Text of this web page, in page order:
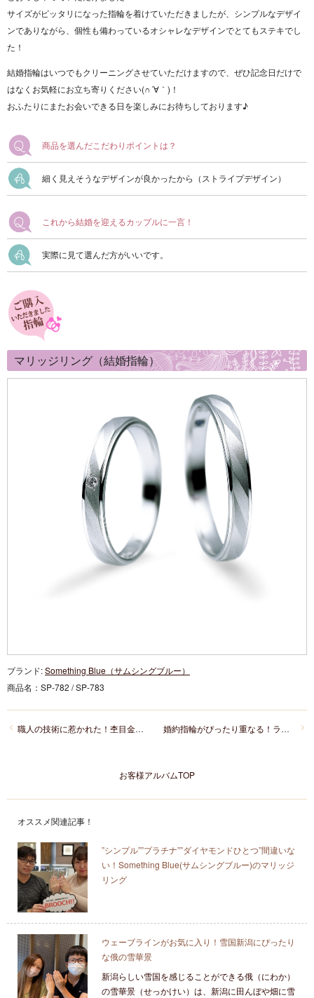
サイズがピッタリになった指輪を着けていただきましたが、シンプルなデザイ
ンでありながら、個性も備わっているオシャレなデザインでとてもステキでし
た！
結婚指輪はいつでもクリーニングさせていただけますので、ぜひ記念日だけで
はなくお気軽にお立ち寄りください(∩´∀｀)！
おふたりにまたお会いできる日を楽しみにお待ちしております♪
商品を選んだこだわりポイントは？
細く見えそうなデザインが良かったから（ストライプデザイン）
これから結婚を迎えるカップルに一言！
実際に見て選んだ方がいいです。
マリッジリング（結婚指輪）
ブランド:Something Blue（サムシングブルー）
商品名： SP-782 / SP-783
婚約指輪がぴったり重なる！ラパージュのスイートピー
職人の技術に惹かれた！杢目金屋の桜一輪と紅ひとすじ
お客様アルバムTOP
オススメ関連記事！
”シンプル””プラチナ””ダイヤモンドひとつ”間違いな
い！Something Blue(サムシングブルー)のマリッジ
リング
ウェーブラインがお気に入り！雪国新潟にぴったり
な俄の雪華景
新潟らしい雪国を感じることができる俄（にわか）
の雪華景（せっかけい）は、新潟に田んぼや畑に雪